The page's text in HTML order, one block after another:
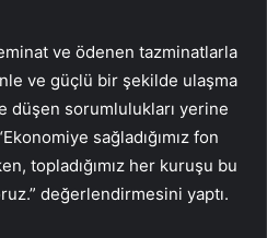
ve ödenen tazminatlarla
ve güçlü bir şekilde ulaşma
düşen sorumlulukları yerine
sağladığımız fon
topladığımız her kuruşu bu
değerlendirmesini yaptı.